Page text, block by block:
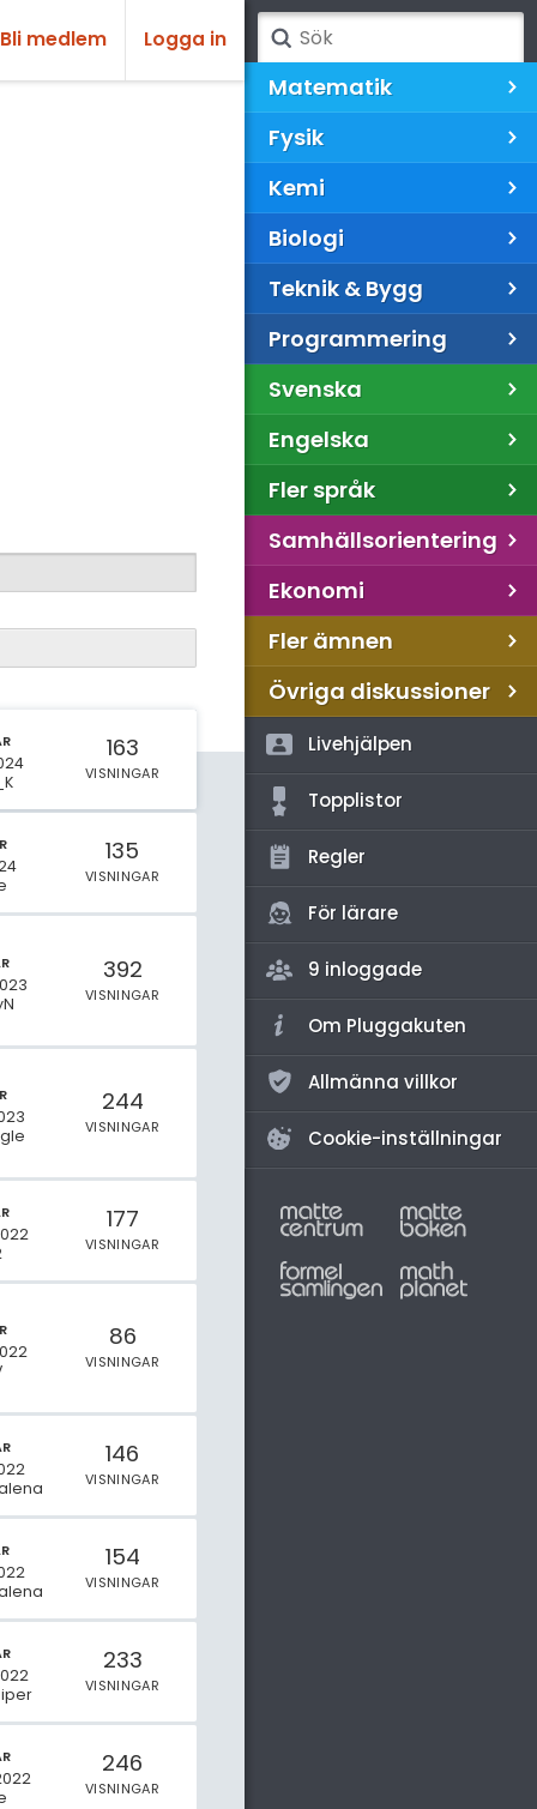
Bli medlem Logga in
163
VISNINGAR
135
VISNINGAR
392
VISNINGAR
244
VISNINGAR
177
VISNINGAR
86
VISNINGAR
146
VISNINGAR
154
VISNINGAR
233
VISNINGAR
246
VISNINGAR
Matematik
Fysik
Kemi
Biologi
Teknik & Bygg
Programmering
Svenska
Engelska
Fler språk
Samhällsorientering
Ekonomi
Fler ämnen
Övriga diskussioner
Livehjälpen
Topplistor
Regler
För lärare
9 inloggade
Om Pluggakuten
Allmänna villkor
Cookie-inställningar